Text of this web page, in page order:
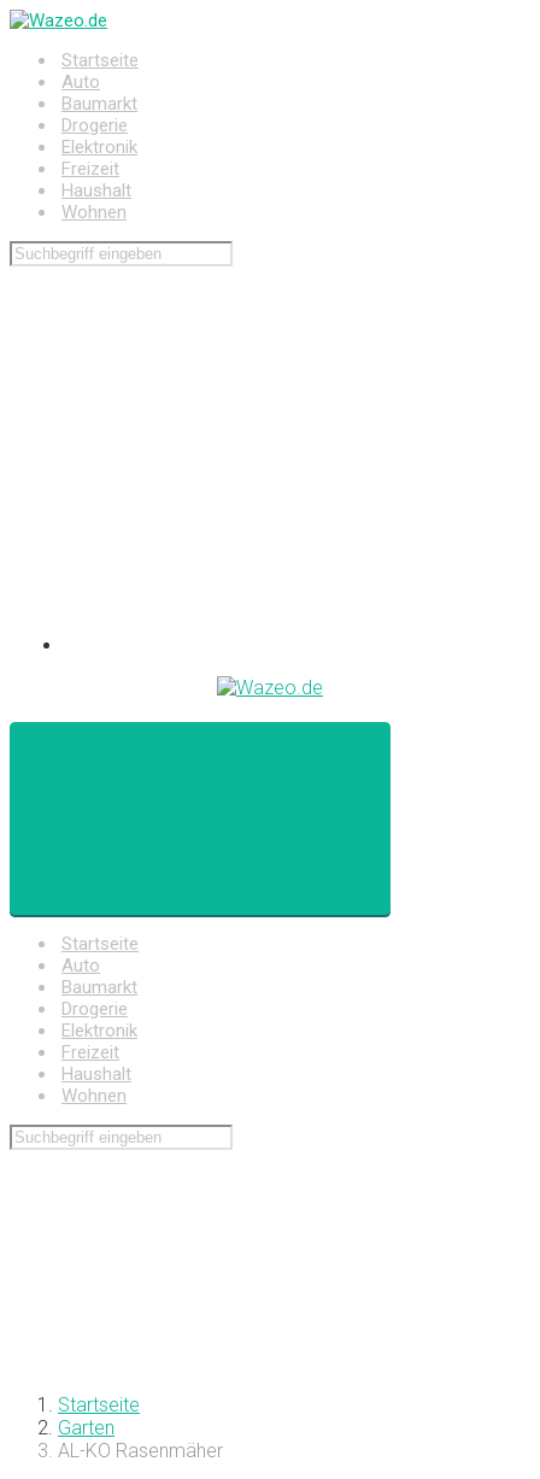
Zum
springenStartseite
Auto
Baumarkt
Drogerie
Elektronik
Freizeit
Haushalt
Wohnen
Startseite
Auto
Baumarkt
Drogerie
Elektronik
Freizeit
Haushalt
Wohnen
Startseite
Garten
AL-KO Rasenmäher